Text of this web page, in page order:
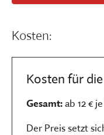
Kosten:
Kosten für
Gesamt:ab 12 €
Der Preis setzt